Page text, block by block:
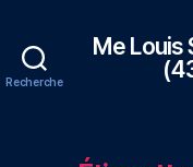
Recherche
Me Louis